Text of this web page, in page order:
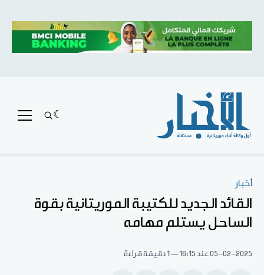
أخبار
القائد الجديد للكتيبة الموريتانية بقوة
الساحل يستلم مهامه
05-02-2025عند 16:15 1 دقيقة قراءة